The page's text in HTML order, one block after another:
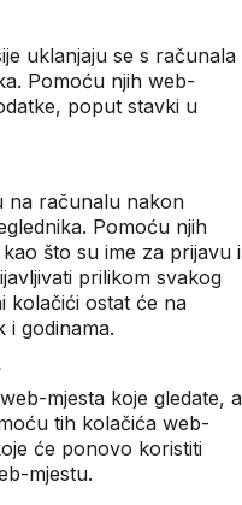
uklanjaju se s računala
Pomoću njih web-
poput stavki u
na računalu nakon
Pomoću njih
što su ime za prijavu i
prilikom svakog
kolačići ostat će na
i godinama.
mjesta koje gledate, a
tih kolačića web-
će ponovo koristiti
mjestu.